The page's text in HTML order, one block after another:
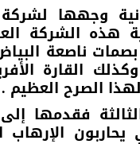
وجهها
هذه الشركة
بصمات ناصعة
القارة
الصرح العظيم .
فقدمها
يحاربون